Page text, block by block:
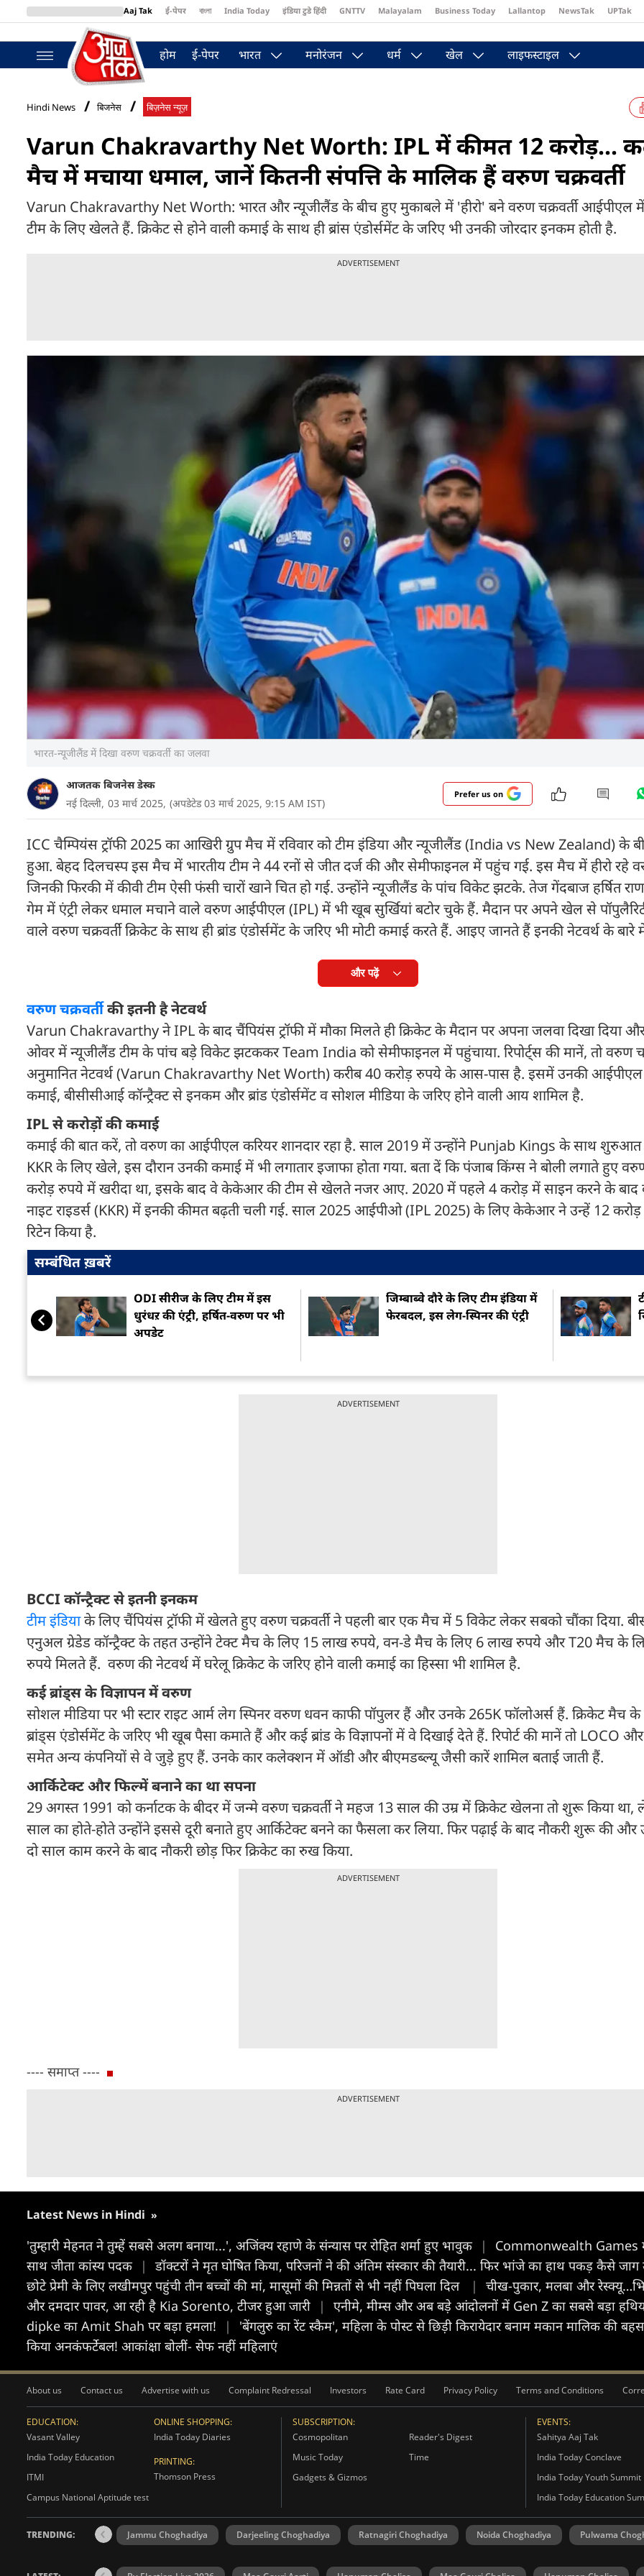
Aaj Tak ई-पेपर বাংলা India Today इंडिया टुडे हिंदी GNTTV Malayalam Business Today Lallantop NewsTak UPTak
BT Bazaar
होम ई-पेपर भारत मनोरंजन धर्म खेल लाइफस्टाइल
Hindi News बिजनेस बिज़नेस न्यूज़
Varun Chakravarthy Net Worth: IPL में कीमत 12 करोड़...
मैच में मचाया धमाल, जानें कितनी संपत्ति के मालिक हैं वरुण चक्रवर्ती
Varun Chakravarthy Net Worth: भारत और न्यूजीलैंड के बीच हुए मुकाबले में 'हीरो' बने वरुण चक्रवर्ती
टीम के लिए खेलते हैं. क्रिकेट से होने वाली कमाई के साथ ही ब्रांस एंडोर्समेंट के जरिए भी उनकी जोरदार इनकम होती है.
ADVERTISEMENT
भारत-न्यूजीलैंड में दिखा वरुण चक्रवर्ती का जलवा
आजतक बिजनेस डेस्क
नई दिल्ली, 03 मार्च 2025, (अपडेटेड 03 मार्च 2025, 9:15 AM IST)
Prefer us on
ICC चैम्पियंस ट्रॉफी 2025 का आखिरी ग्रुप मैच में रविवार को टीम इंडिया और न्यूजीलैंड (India vs New Zealand) के
हुआ. बेहद दिलचस्प इस मैच में भारतीय टीम ने 44 रनों से जीत दर्ज की और सेमीफाइनल में पहुंच गई. इस मैच में हीरो रहे
जिनकी फिरकी में कीवी टीम ऐसी फंसी चारों खाने चित हो गई. उन्होंने न्यूजीलैंड के पांच विकेट झटके. तेज गेंदबाज हर्षित
गेम में एंट्री लेकर धमाल मचाने वाले वरुण आईपीएल (IPL) में भी खूब सुर्खियां बटोर चुके हैं. मैदान पर अपने खेल से
वाले वरुण चक्रवर्ती क्रिकेट के साथ ही ब्रांड एंडोर्समेंट के जरिए भी मोटी कमाई करते हैं. आइए जानते हैं इनकी नेटवर्थ के बारे
और पढ़ें
वरुण चक्रवर्तीकी इतनी है नेटवर्थ
Varun Chakravarthy ने IPL के बाद चैंपियंस ट्रॉफी में मौका मिलते ही क्रिकेट के मैदान पर अपना जलवा दिखा दिया
ओवर में न्यूजीलैंड टीम के पांच बड़े विकेट झटककर Team India को सेमीफाइनल में पहुंचाया. रिपोर्ट्स की मानें, तो वरुण
अनुमानित नेटवर्थ (Varun Chakravarthy Net Worth) करीब 40 करोड़ रुपये के आस-पास है. इसमें उनकी आईपीएल
कमाई, बीसीसीआई कॉन्ट्रैक्ट से इनकम और ब्रांड एंडोर्समेंट व सोशल मीडिया के जरिए होने वाली आय शामिल है.
IPL से करोड़ों की कमाई
कमाई की बात करें, तो वरुण का आईपीएल करियर शानदार रहा है. साल 2019 में उन्होंने Punjab Kings के साथ
KKR के लिए खेले, इस दौरान उनकी कमाई में भी लगातार इजाफा होता गया. बता दें कि पंजाब किंग्स ने बोली लगाते हुए
करोड़ रुपये में खरीदा था, इसके बाद वे केकेआर की टीम से खेलते नजर आए. 2020 में पहले 4 करोड़ में साइन करने के बाद
नाइट राइडर्स (KKR) में इनकी कीमत बढ़ती चली गई. साल 2025 आईपीओ (IPL 2025) के लिए केकेआर ने उन्हें 12
रिटेन किया है.
सम्बंधित ख़बरें
ODI सीरीज के लिए टीम में इस
धुरंधऱ की एंट्री, हर्षित-वरुण पर भी
अपडेट
जिम्बाब्वे दौरे के लिए टीम इंडिया में
फेरबदल, इस लेग-स्पिनर की एंट्री
ADVERTISEMENT
BCCI कॉन्ट्रैक्ट से इतनी इनकम
टीम इंडियाके लिए चैंपियंस ट्रॉफी में खेलते हुए वरुण चक्रवर्ती ने पहली बार एक मैच में 5 विकेट लेकर सबको चौंका दिया.
एनुअल ग्रेडेड कॉन्ट्रैक्ट के तहत उन्होंने टेक्ट मैच के लिए 15 लाख रुपये, वन-डे मैच के लिए 6 लाख रुपये और T20 मैच के
रुपये मिलते हैं. वरुण की नेटवर्थ में घरेलू क्रिकेट के जरिए होने वाली कमाई का हिस्सा भी शामिल है.
कई ब्रांड्स के विज्ञापन में वरुण
सोशल मीडिया पर भी स्टार राइट आर्म लेग स्पिनर वरुण धवन काफी पॉपुलर हैं और उनके 265K फॉलोअर्स हैं. क्रिकेट मैच के
ब्रांड्स एंडोर्समेंट के जरिए भी खूब पैसा कमाते हैं और कई ब्रांड के विज्ञापनों में वे दिखाई देते हैं. रिपोर्ट की मानें तो LOCO
समेत अन्य कंपनियों से वे जुड़े हुए हैं. उनके कार कलेक्शन में ऑडी और बीएमडब्ल्यू जैसी कारें शामिल बताई जाती हैं.
आर्किटेक्ट और फिल्में बनाने का था सपना
29 अगस्त 1991 को कर्नाटक के बीदर में जन्मे वरुण चक्रवर्ती ने महज 13 साल की उम्र में क्रिकेट खेलना तो शुरू किया था,
साल का होते-होते उन्होंने इससे दूरी बनाते हुए आर्किटेक्ट बनने का फैसला कर लिया. फिर पढ़ाई के बाद नौकरी शुरू की और
दो साल काम करने के बाद नौकरी छोड़ फिर क्रिकेट का रुख किया.
ADVERTISEMENT
---- समाप्त ----
ADVERTISEMENT
Latest News in Hindi »
'तुम्हारी मेहनत ने तुम्हें सबसे अलग बनाया...', अजिंक्य रहाणे के संन्यास पर रोहित शर्मा हुए भावुक |
Commonwealth Games
साथ जीता कांस्य पदक
| डॉक्टरों ने मृत घोषित किया, परिजनों ने की अंतिम संस्कार की तैयारी... फिर भांजे का हाथ पकड़ कैसे जाग
छोटे प्रेमी के लिए लखीमपुर पहुंची तीन बच्चों की मां, मासूमों की मिन्नतों से भी नहीं पिघला दिल
| चीख-पुकार, मलबा और
और दमदार पावर, आ रही है Kia Sorento, टीजर हुआ जारी
| एनीमे, मीम्स और अब बड़े आंदोलनों में Gen Z का सबसे बड़ा
dipke का Amit Shah पर बड़ा हमला!
| 'बेंगलुरु का रेंट स्कैम', महिला के पोस्ट से छिड़ी किरायेदार बनाम मकान मालिक की बहस
किया अनकंफर्टेबल! आकांक्षा बोलीं- सेफ नहीं महिलाएं
About us Contact us Advertise with us Complaint Redressal Investors Rate Card Privacy Policy Terms and Conditions
EDUCATION:
Vasant Valley
India Today Education
ITMI
Campus National Aptitude test
ONLINE SHOPPING:
India Today Diaries
PRINTING:
Thomson Press
SUBSCRIPTION:
Cosmopolitan
Reader's Digest
Music Today
Time
Gadgets & Gizmos
EVENTS:
Sahitya Aaj Tak
India Today Conclave
India Today Youth Summit
India Today Education
TRENDING: Jammu Choghadiya Darjeeling Choghadiya Ratnagiri Choghadiya Noida Choghadiya Pulwama